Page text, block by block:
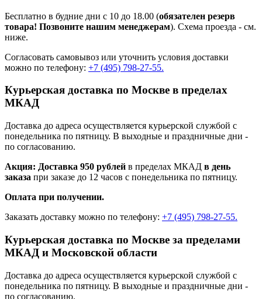
Бесплатно в будние дни с 10 до 18.00 (обязателен резерв
товара! Позвоните нашим менеджерам). Схема проезда - см.
ниже.
Согласовать самовывоз или уточнить условия доставки
можно по телефону: +7 (495) 798-27-55.
Курьерская доставка по Москве в пределах
МКАД
Доставка до адреса осуществляется курьерской службой с
понедельника по пятницу. В выходные и праздничные дни -
по согласованию.
Акция: Доставка 950 рублей в пределах МКАД в день
заказа при заказе до 12 часов с понедельника по пятницу.
Оплата при получении.
Заказать доставку можно по телефону: +7 (495) 798-27-55.
Курьерская доставка по Москве за пределами
МКАД и Московской области
Доставка до адреса осуществляется курьерской службой с
понедельника по пятницу. В выходные и праздничные дни -
по согласованию.